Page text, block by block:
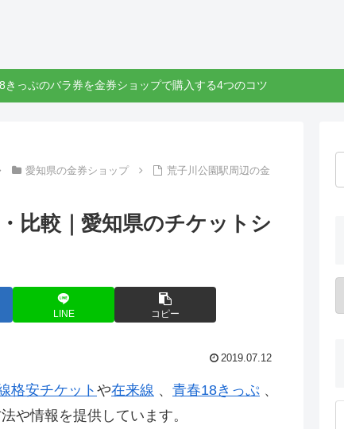
きっぷのバラ券を金券ショップで購入する4つのコツ
愛知県の金券ショップ
荒子川公園駅周辺の金
比較｜愛知県のチケットシ
LINE コピー
2019.07.12
格安チケットや在来線 、 青春18きっぷ 、
や情報を提供しています。